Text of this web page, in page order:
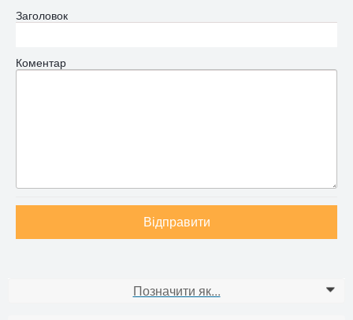
Заголовок
Коментар
Відправити
Позначити як... 0